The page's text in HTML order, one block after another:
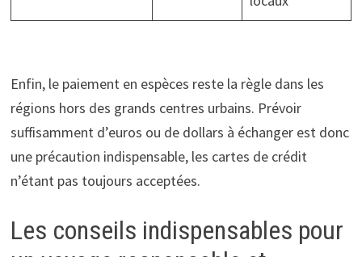
Enfin, le paiement en espèces reste la règle dans les
régions hors des grands centres urbains. Prévoir
suffisamment d’euros ou de dollars à échanger est donc
une précaution indispensable, les cartes de crédit
n’étant pas toujours acceptées.
Les conseils indispensables pour